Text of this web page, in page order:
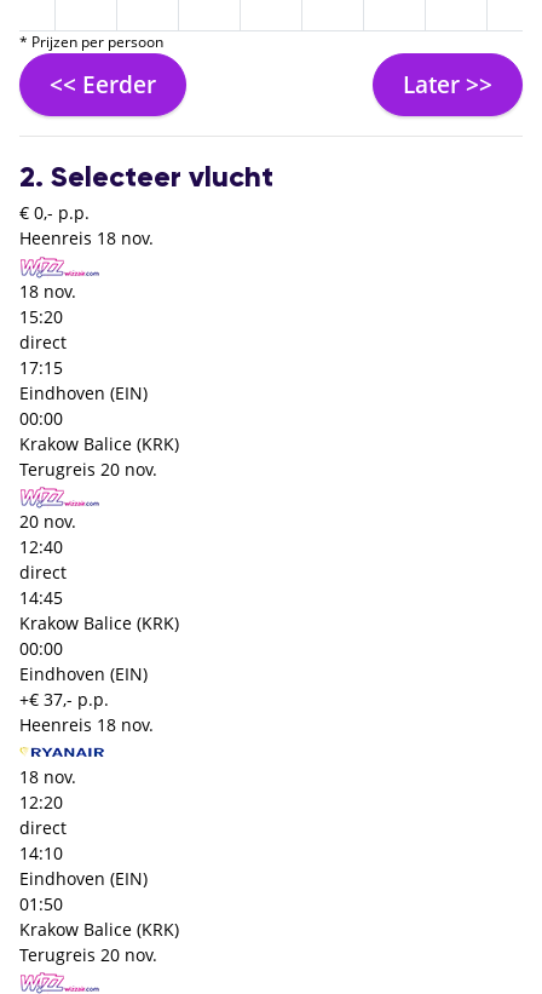
* Prijzen per persoon
<< Eerder Later >>
2. Selecteer vlucht
€ 0,- p.p.
Heenreis 18 nov.
18 nov.
15:20
direct
17:15
Eindhoven (EIN)
00:00
Krakow Balice (KRK)
Terugreis 20 nov.
20 nov.
12:40
direct
14:45
Krakow Balice (KRK)
00:00
Eindhoven (EIN)
+€ 37,- p.p.
Heenreis 18 nov.
18 nov.
12:20
direct
14:10
Eindhoven (EIN)
01:50
Krakow Balice (KRK)
Terugreis 20 nov.